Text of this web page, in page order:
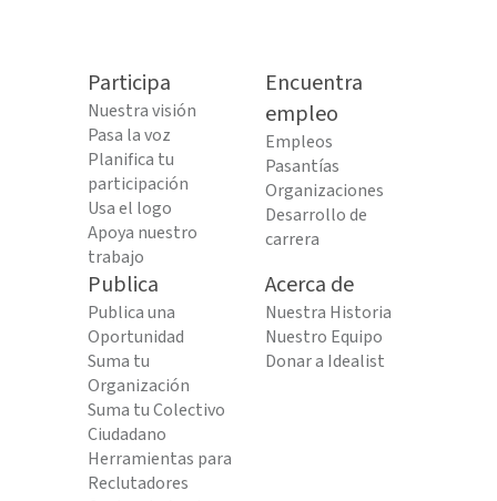
Participa
Nuestra visión
Pasa la voz
Planifica tu
participación
Usa el logo
Apoya nuestro
trabajo
Encuentra
empleo
Empleos
Pasantías
Organizaciones
Desarrollo de
carrera
Publica
Publica una
Oportunidad
Suma tu
Organización
Suma tu Colectivo
Ciudadano
Herramientas para
Reclutadores
Acerca de
Nuestra Historia
Nuestro Equipo
Donar a Idealist